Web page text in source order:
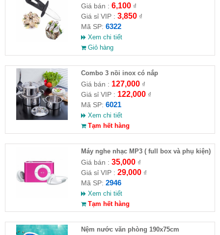
Giá bán : 6,100₫
Giá sỉ VIP : 3,850₫
Mã SP: 6322
Xem chi tiết
Giỏ hàng
Combo 3 nồi inox có nắp
Giá bán : 127,000₫
Giá sỉ VIP : 122,000₫
Mã SP: 6021
Xem chi tiết
Tạm hết hàng
Máy nghe nhạc MP3 ( full box và phụ kiện)
Giá bán : 35,000₫
Giá sỉ VIP : 29,000₫
Mã SP: 2946
Xem chi tiết
Tạm hết hàng
Nệm nước văn phòng 190x75cm